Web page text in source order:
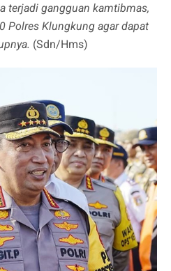
terjadi gangguan kamtibmas,
Polres Klungkung agar dapat
(Sdn/Hms)